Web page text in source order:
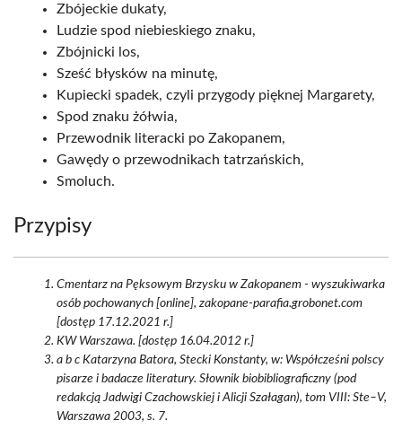
Zbójeckie dukaty,
Ludzie spod niebieskiego znaku,
Zbójnicki los,
Sześć błysków na minutę,
Kupiecki spadek, czyli przygody pięknej Margarety,
Spod znaku żółwia,
Przewodnik literacki po Zakopanem,
Gawędy o przewodnikach tatrzańskich,
Smoluch.
Przypisy
Cmentarz na Pęksowym Brzysku w Zakopanem - wyszukiwarka
osób pochowanych [online], zakopane-parafia.grobonet.com
[dostęp 17.12.2021 r.]
KW Warszawa. [dostęp 16.04.2012 r.]
a b c Katarzyna Batora, Stecki Konstanty, w: Współcześni polscy
pisarze i badacze literatury. Słownik biobibliograficzny (pod
redakcją Jadwigi Czachowskiej i Alicji Szałagan), tom VIII: Ste–V,
Warszawa 2003, s. 7.